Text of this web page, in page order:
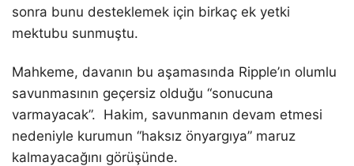
sonra bunu desteklemek için birkaç ek yetki
mektubu sunmuştu.
Mahkeme, davanın bu aşamasında Ripple’ın olumlu
savunmasının geçersiz olduğu “sonucuna
varmayacak”. Hakim, savunmanın devam etmesi
nedeniyle kurumun “haksız önyargıya” maruz
kalmayacağını görüşünde.